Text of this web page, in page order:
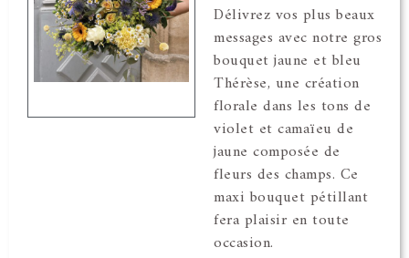
Délivrez vos plus beaux
messages avec notre gros
bouquet jaune et bleu
Thérèse, une création
florale dans les tons de
violet et camaïeu de
jaune composée de
fleurs des champs. Ce
maxi bouquet pétillant
fera plaisir en toute
occasion.